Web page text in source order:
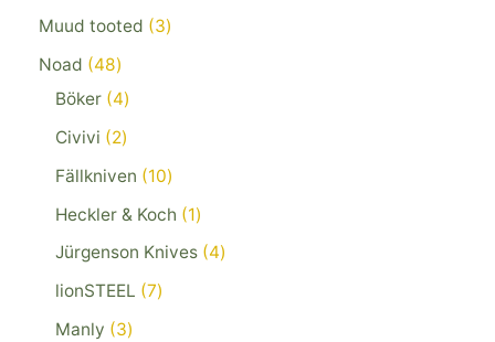
Muud tooted
3
Noad
48
Böker 4
Civivi
2
Fällkniven
10
Heckler & Koch
1
Jürgenson Knives 4
lionSTEEL 7
Manly
3